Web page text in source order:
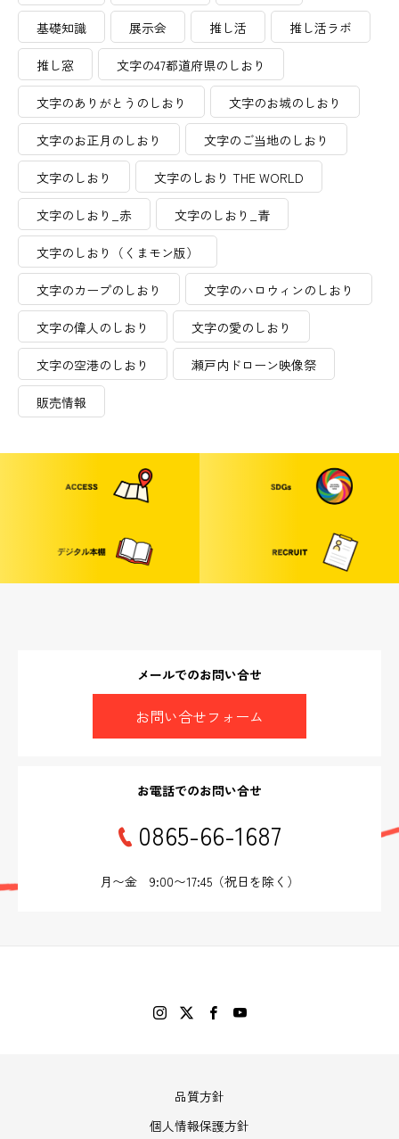
基礎知識 展示会 推し活 推し活ラボ
推し窓 文字の47都道府県のしおり
文字のありがとうのしおり 文字のお城のしおり
文字のお正月のしおり 文字のご当地のしおり
文字のしおり 文字のしおり THE WORLD
文字のしおり_赤 文字のしおり_青
文字のしおり（くまモン版）
文字のカープのしおり 文字のハロウィンのしおり
文字の偉人のしおり 文字の愛のしおり
文字の空港のしおり 瀬戸内ドローン映像祭
販売情報
メールでのお問い合せ
お問い合せフォーム
お電話でのお問い合せ
0865-66-1687
月〜金 9:00〜17:45（祝日を除く）
品質方針
個人情報保護方針